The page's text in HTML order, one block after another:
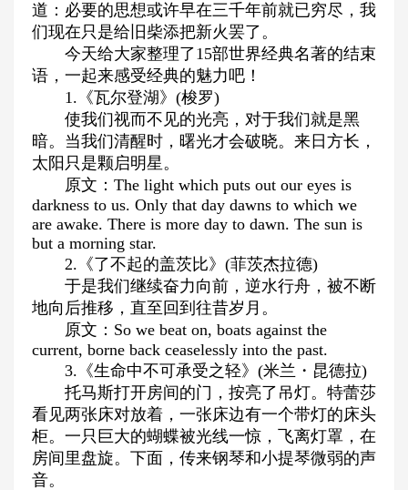
道：必要的思想或许早在三千年前就已穷尽，我
们现在只是给旧柴添把新火罢了。
今天给大家整理了15部世界经典名著的结束
语，一起来感受经典的魅力吧！
1.《瓦尔登湖》(梭罗)
使我们视而不见的光亮，对于我们就是黑
暗。当我们清醒时，曙光才会破晓。来日方长，
太阳只是颗启明星。
原文：The light which puts out our eyes is
darkness to us. Only that day dawns to which we
are awake. There is more day to dawn. The sun is
but a morning star.
2.《了不起的盖茨比》(菲茨杰拉德)
于是我们继续奋力向前，逆水行舟，被不断
地向后推移，直至回到往昔岁月。
原文：So we beat on, boats against the
current, borne back ceaselessly into the past.
3.《生命中不可承受之轻》(米兰・昆德拉)
托马斯打开房间的门，按亮了吊灯。特蕾莎
看见两张床对放着，一张床边有一个带灯的床头
柜。一只巨大的蝴蝶被光线一惊，飞离灯罩，在
房间里盘旋。下面，传来钢琴和小提琴微弱的声
音。